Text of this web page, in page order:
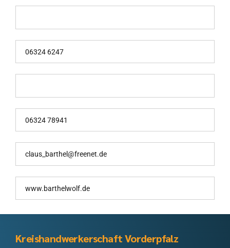
Kreishandwerkerschaft Vorderpfalz